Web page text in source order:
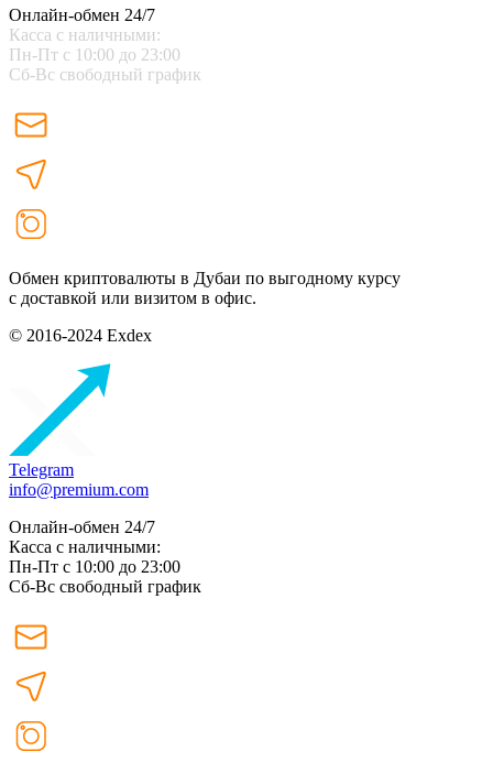
Онлайн-обмен 24/7
Касса с наличными:
Пн-Пт с 10:00 до 23:00
Сб-Вс свободный график
Обмен криптовалюты в Дубаи по выгодному курсу
с доставкой или визитом в офис.
© 2016-2024 Exdex
Telegram
info@premium.com
Онлайн-обмен 24/7
Касса с наличными:
Пн-Пт с 10:00 до 23:00
Сб-Вс свободный график